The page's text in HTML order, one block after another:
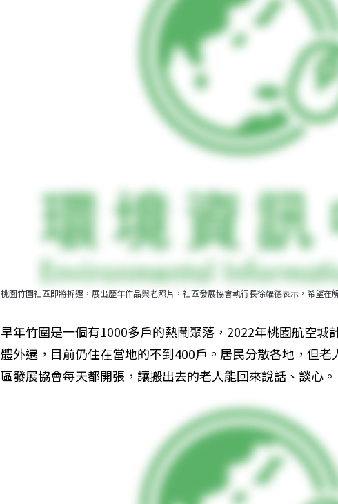
桃園竹圍社區即將拆遷，展出歷年作品與老照片，社區發展協會執行長徐耀德表示，希望在
早年竹圍是一個有1000多戶的熱鬧聚落，2022年桃園航空城
體外遷，目前仍住在當地的不到400戶。居民分散各地，但
區發展協會每天都開張，讓搬出去的老人能回來說話、談心。